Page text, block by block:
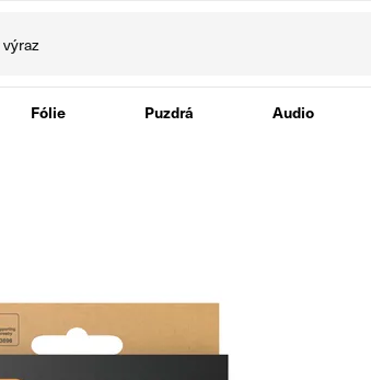
Fólie Puzdrá Audio